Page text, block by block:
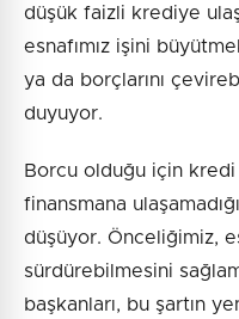
düşük faizli krediye
esnafımız işini
ya da borçlarını
duyuyor.
Borcu olduğu için
finansmana
düşüyor. Önceliğimiz,
sürdürebilmesini
başkanları, bu şartın